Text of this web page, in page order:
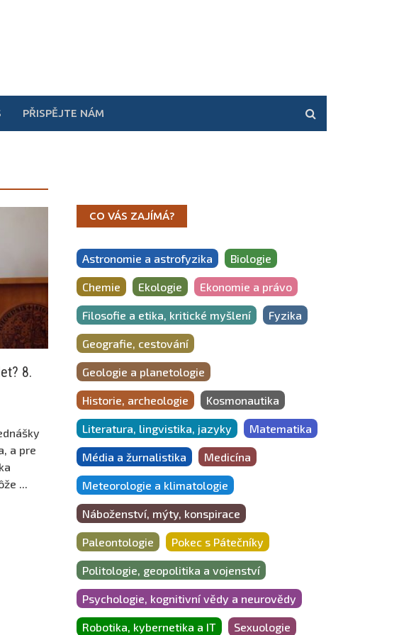
PŘISPĚJTE NÁM
8.
a pre
...
CO VÁS ZAJÍMÁ?
Astronomie a astrofyzika Biologie
Chemie Ekologie Ekonomie a právo
Filosofie a etika, kritické myšlení Fyzika
Geografie, cestování
Geologie a planetologie
Historie, archeologie Kosmonautika
Literatura, lingvistika, jazyky Matematika
Média a žurnalistika Medicína
Meteorologie a klimatologie
Náboženství, mýty, konspirace
Paleontologie Pokec s Pátečníky
Politologie, geopolitika a vojenství
Psychologie, kognitivní vědy a neurovědy
Robotika, kybernetika a IT Sexuologie